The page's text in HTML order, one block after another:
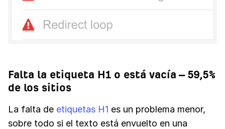
Falta la etiqueta H1 o está vacía – 59,5%
de los sitios
La falta de etiquetas H1 es un problema menor,
sobre todo si el texto está envuelto en una